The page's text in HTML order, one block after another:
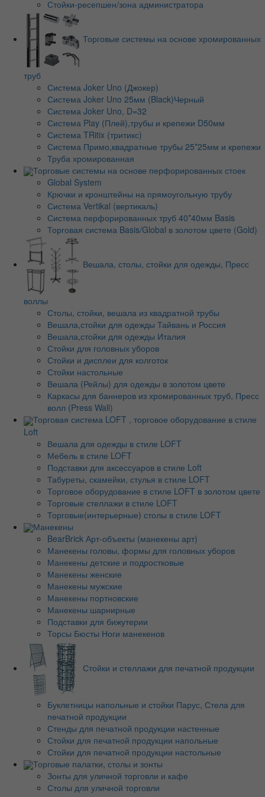
Стойки-ресепшен/зона администратора
Торговые системы на основе хромированных
труб
Система Joker Uno (Джокер)
Система Joker Uno 25мм (Black)Черный
Система Joker Uno, D=32
Система Play (Плей),трубы и крепежи D50мм
Система TRitix (тритикс)
Система Примо,квадратные трубы 25*25мм и крепежи
Труба хромированная
Торговые системы на основе перфорированных стоек
Global System
Крючки и кронштейны на прямоугольную трубу
Система Vertikal (вертикаль)
Система перфорированных труб 40*40мм Basis
Торговая система Basis/Global в золотом цвете (Gold)
Вешала, столы, стойки для одежды, Пресс
воллы
Столы, стойки, вешала из квадратной трубы
Вешала,стойки для одежды Тайвань и Россия
Вешала,стойки для одежды Италия
Стойки для головных уборов
Стойки и дисплеи для колготок
Стойки настольные
Вешала (Рейлы) для одежды в золотом цвете
Каркасы для баннеров из хромированных труб, Пресс
волл (Press Wall)
Торговая система LOFT , торговое оборудование в стиле
Loft
Вешала для одежды в стиле LOFT
Мебель в стиле LOFT
Подставки для аксессуаров в стиле Loft
Табуреты, скамейки, стулья в стиле LOFT
Торговое оборудование в стиле LOFT в золотом цвете
Торговые стеллажи в стиле LOFT
Торговые(интерьерные) столы в стиле LOFT
Манекены
BearBrick Арт-объекты (манекены арт)
Манекены головы, формы для головных уборов
Манекены детские и подростковые
Манекены женские
Манекены мужские
Манекены портновские
Манекены шарнирные
Подставки для бижутерии
Торсы Бюсты Ноги манекенов
Стойки и стеллажи для печатной продукции
Буклетницы напольные и стойки Парус, Стела для
печатной продукции
Стенды для печатной продукции настенные
Стойки для печатной продукции напольные
Стойки для печатной продукции настольные
Торговые палатки, столы и зонты
Зонты для уличной торговли и кафе
Столы для уличной торговли